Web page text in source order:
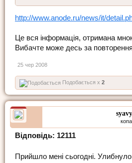
http://www.anode.ru/news/it/
Це вся інформація, отримана
Вибачте може десь за повторення
25 чер 2008
Подобається x 2
Відповідь: 12111
Прийшло мені сьогодні. Улибнуло